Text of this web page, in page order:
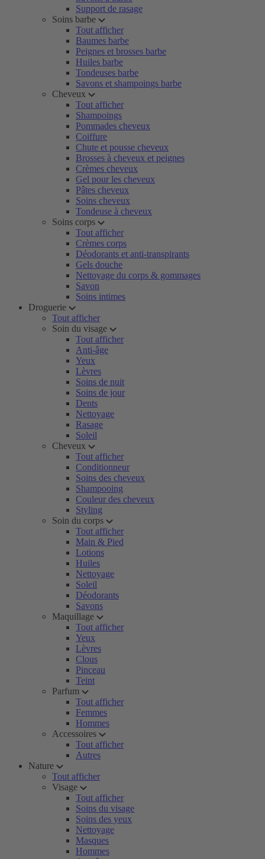
Support de rasage
Soins barbe
Tout afficher
Baumes barbe
Peignes et brosses barbe
Huiles barbe
Tondeuses barbe
Savons et shampoings barbe
Cheveux
Tout afficher
Shampoings
Pommades cheveux
Coiffure
Chute et pousse cheveux
Brosses à cheveux et peignes
Crèmes cheveux
Gel pour les cheveux
Pâtes cheveux
Soins cheveux
Tondeuse à cheveux
Soins corps
Tout afficher
Crèmes corps
Déodorants et anti-transpirants
Gels douche
Nettoyage du corps & gommages
Savon
Soins intimes
Droguerie
Tout afficher
Soin du visage
Tout afficher
Anti-âge
Yeux
Lèvres
Soins de nuit
Soins de jour
Dents
Nettoyage
Rasage
Soleil
Cheveux
Tout afficher
Conditionneur
Soins des cheveux
Shampooing
Couleur des cheveux
Styling
Soin du corps
Tout afficher
Main & Pied
Lotions
Huiles
Nettoyage
Soleil
Déodorants
Savons
Maquillage
Tout afficher
Yeux
Lèvres
Clous
Pinceau
Teint
Parfum
Tout afficher
Femmes
Hommes
Accessoires
Tout afficher
Autres
Nature
Tout afficher
Visage
Tout afficher
Soins du visage
Soins des yeux
Nettoyage
Masques
Hommes